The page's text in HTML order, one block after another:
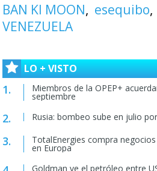
BAN KI MOON
esequibo
VENEZUELA
LO + VISTO
Miembros de la OPEP+
septiembre
Rusia: bombeo sube en julio
TotalEnergies compra
en Europa
Goldman ve el petróleo entre